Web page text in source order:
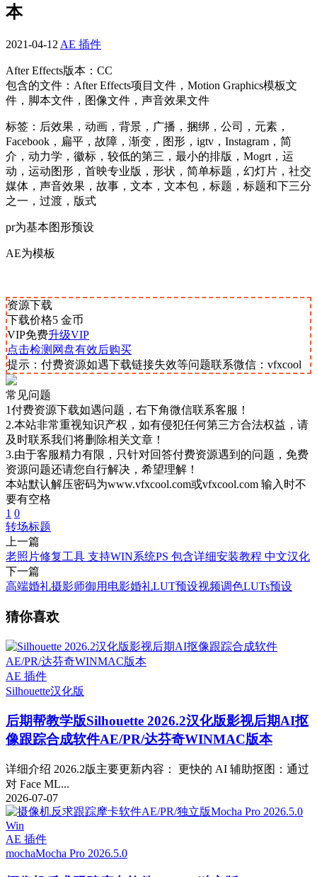
本
2021-04-12 AE 插件
After Effects版本：CC
包含的文件：After Effects项目文件，Motion Graphics模板文
件，脚本文件，图像文件，声音效果文件
标签：后效果，动画，背景，广播，捆绑，公司，元素，
Facebook，扁平，故障，渐变，图形，igtv，Instagram，简
介，动力学，徽标，较低的第三，最小的排版，Mogrt，运
动，运动图形，首映专业版，形状，简单标题，幻灯片，社交
媒体，声音效果，故事，文本，文本包，标题，标题和下三分
之一，过渡，版式
pr为基本图形预设
AE为模板
资源下载
下载价格5 金币
VIP免费升级VIP
点击检测网盘有效后购买
提示：付费资源如遇下载链接失效等问题联系微信：vfxcool
常见问题
1付费资源下载如遇问题，右下角微信联系客服！
2.本站非常重视知识产权，如有侵犯任何第三方合法权益，请
及时联系我们将删除相关文章！
3.由于客服精力有限，只针对回答付费资源遇到的问题，免费
资源问题还请您自行解决，希望理解！
本站默认解压密码为www.vfxcool.com或vfxcool.com 输入时不
要有空格
1 0
转场标题
上一篇
老照片修复工具 支持WIN系统PS 包含详细安装教程 中文汉化
下一篇
高端婚礼摄影师御用电影婚礼LUT预设视频调色LUTs预设
猜你喜欢
AE 插件
Silhouette汉化版
后期帮教学版Silhouette 2026.2汉化版影视后期AI抠
像跟踪合成软件AE/PR/达芬奇WINMAC版本
详细介绍 2026.2版主要更新内容： 更快的 AI 辅助抠图：通过
对 Face ML...
2026-07-07
AE 插件
mochaMocha Pro 2026.5.0